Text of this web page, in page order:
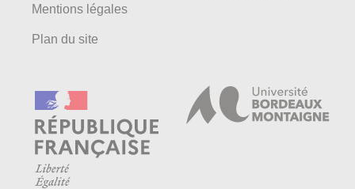
Mentions légales
Plan du site